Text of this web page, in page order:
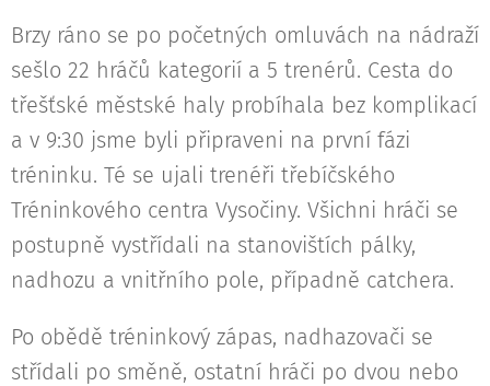
Brzy ráno se po početných omluvách na nádraží
sešlo 22 hráčů kategorií a 5 trenérů. Cesta do
třešťské městské haly probíhala bez komplikací
a v 9:30 jsme byli připraveni na první fázi
tréninku. Té se ujali trenéři třebíčského
Tréninkového centra Vysočiny. Všichni hráči se
postupně vystřídali na stanovištích pálky,
nadhozu a vnitřního pole, případně catchera.
Po obědě tréninkový zápas, nadhazovači se
střídali po směně, ostatní hráči po dvou nebo